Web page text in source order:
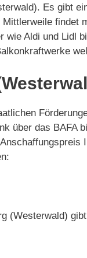
Es gibt
findet
Aldi und Lidl
über das BAFA
(Westerwald)